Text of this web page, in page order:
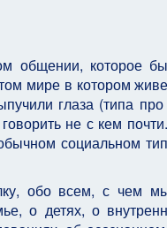
общении,
мире в котором
глаза (типа
не с кем
социальном
обо всем, с чем
о детях, о